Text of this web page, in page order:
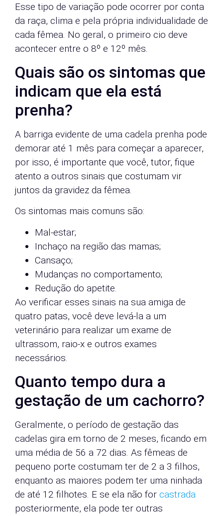
Esse tipo de variação pode ocorrer por conta
da raça, clima e pela própria individualidade de
cada fêmea. No geral, o primeiro cio deve
acontecer entre o 8º e 12º mês.
Quais são os sintomas que
indicam que ela está
prenha?
A barriga evidente de uma cadela prenha pode
demorar até 1 mês para começar a aparecer,
por isso, é importante que você, tutor, fique
atento a outros sinais que costumam vir
juntos da gravidez da fêmea.
Os sintomas mais comuns são:
Mal-estar;
Inchaço na região das mamas;
Cansaço;
Mudanças no comportamento;
Redução do apetite.
Ao verificar esses sinais na sua amiga de
quatro patas, você deve levá-la a um
veterinário para realizar um exame de
ultrassom, raio-x e outros exames
necessários.
Quanto tempo dura a
gestação de um cachorro?
Geralmente, o período de gestação das
cadelas gira em torno de 2 meses, ficando em
uma média de 56 a 72 dias. As fêmeas de
pequeno porte costumam ter de 2 a 3 filhos,
enquanto as maiores podem ter uma ninhada
de até 12 filhotes. E se ela não for castrada
posteriormente, ela pode ter outras